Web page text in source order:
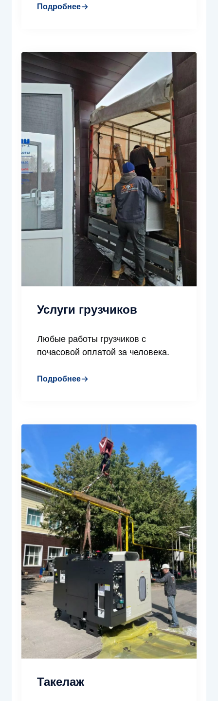
Подробнее
Услуги грузчиков
Любые работы грузчиков с
почасовой оплатой за человека.
Подробнее
Такелаж